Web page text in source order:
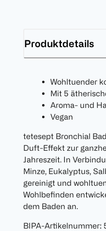
Produktdetails
Wohltuender
Mit 5
Aroma- und
Vegan
tetesept Bronchial
Duft-Effekt zur
Jahreszeit. In
Minze, Eukalyptus,
gereinigt und
Wohlbefinden
dem Baden an.
BIPA-Artikelnummer: